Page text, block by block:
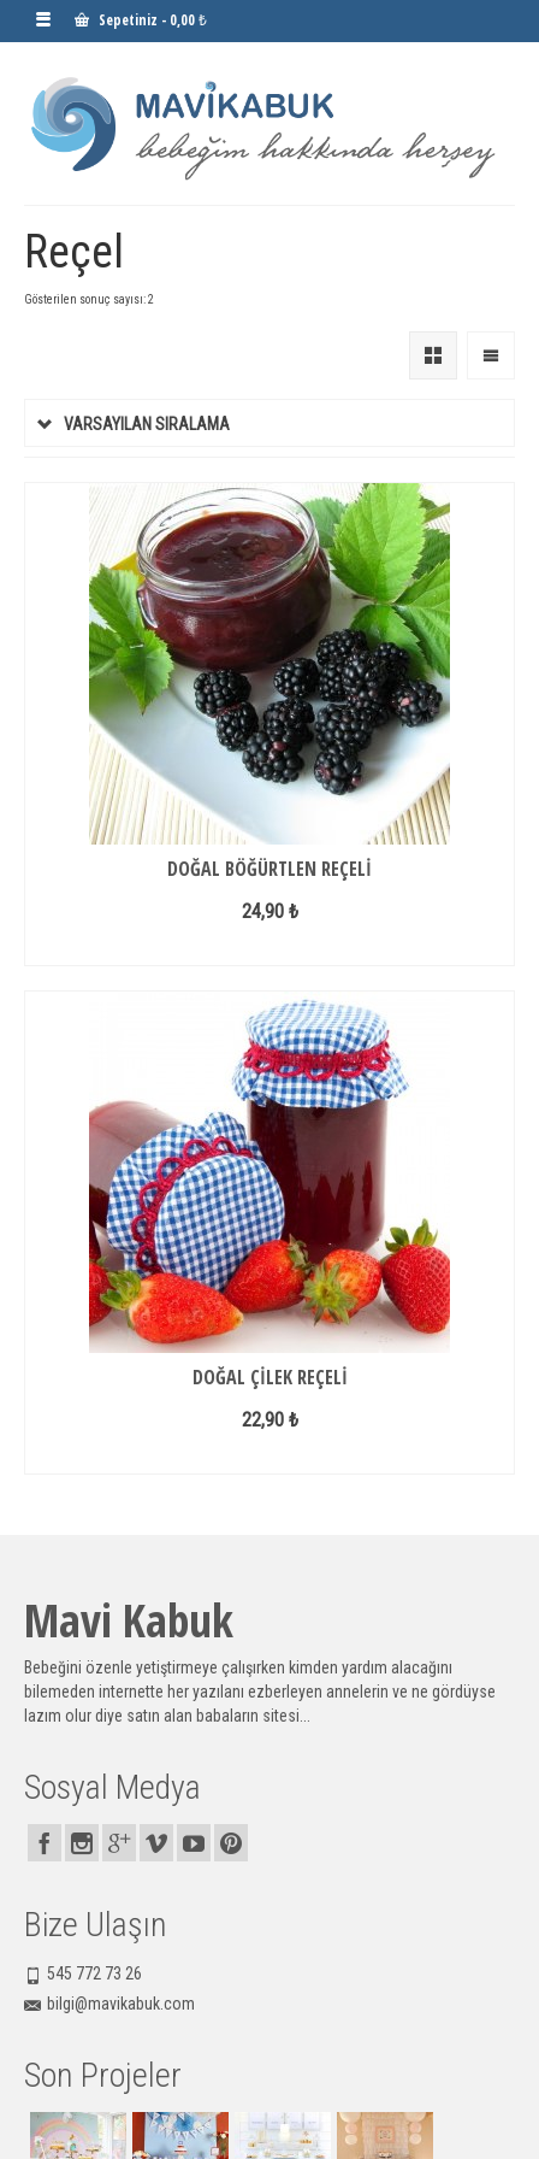
Sepetiniz - 0,00 ₺
Reçel
Gösterilen sonuç sayısı: 2
VARSAYILAN SIRALAMA
DOĞAL BÖĞÜRTLEN REÇELI
24,90 ₺
DOĞAL ÇILEK REÇELI
22,90 ₺
Mavi Kabuk
Bebeğini özenle yetiştirmeye çalışırken kimden yardım alacağını
bilemeden internette her yazılanı ezberleyen annelerin ve ne gördüyse
lazım olur diye satın alan babaların sitesi...
Sosyal Medya
Bize Ulaşın
545 772 73 26
bilgi@mavikabuk.com
Son Projeler